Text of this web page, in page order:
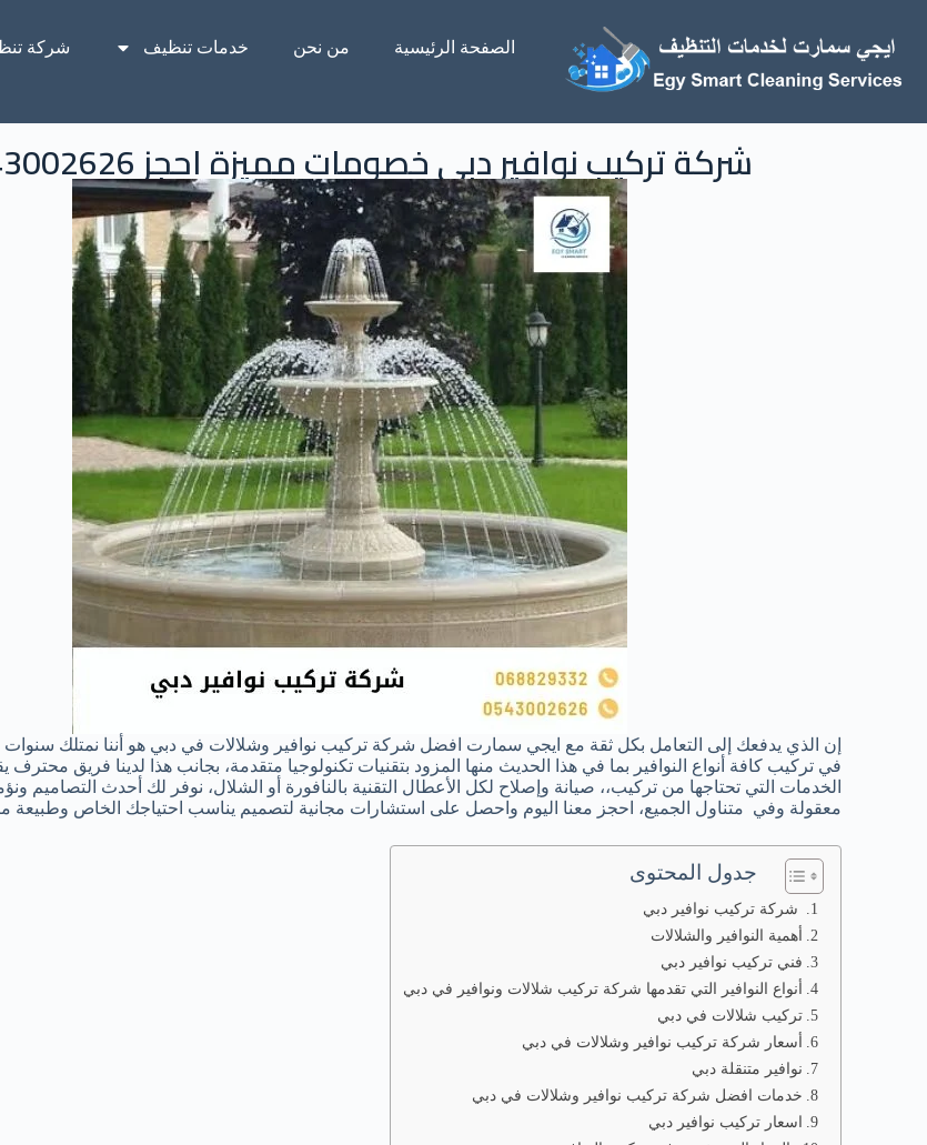
الصفحة الرئيسية من نحن خدمات تنظيف شركة
شركة تركيب نوافير دبي خصومات مميزة احجز 0543002626
إن الذي يدفعك إلى التعامل بكل ثقة مع ايجي سمارت افضل شركة تركيب نوافير وشلالات في دبي هو أننا نمتلك سنوات
في تركيب كافة أنواع النوافير بما في هذا الحديث منها المزود بتقنيات تكنولوجيا متقدمة، بجانب هذا لدينا فريق محترف
الخدمات التي تحتاجها من تركيب،، صيانة وإصلاح لكل الأعطال التقنية بالنافورة أو الشلال، نوفر لك أحدث التصاميم
معقولة وفي متناول الجميع، احجز معنا اليوم واحصل على استشارات مجانية لتصميم يناسب احتياجك الخاص وطبيعة
جدول المحتوى
شركة تركيب نوافير دبي
أهمية النوافير والشلالات
فني تركيب نوافير دبي
أنواع النوافير التي تقدمها شركة تركيب شلالات ونوافير في دبي
تركيب شلالات في دبي
أسعار شركة تركيب نوافير وشلالات في دبي
نوافير متنقلة دبي
خدمات افضل شركة تركيب نوافير وشلالات في دبي
اسعار تركيب نوافير دبي